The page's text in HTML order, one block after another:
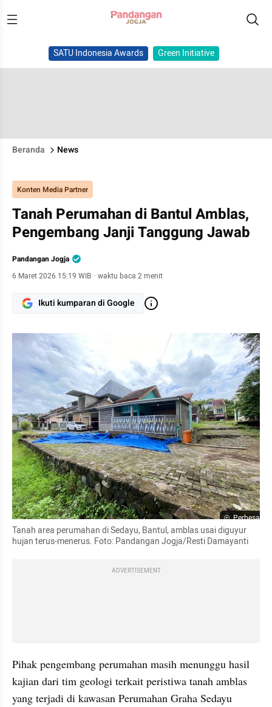
SATU Indonesia Awards Green Initiative
Beranda News
Konten Media Partner
Tanah Perumahan di Bantul Amblas,
Pengembang Janji Tanggung Jawab
Pandangan Jogja
6 Maret 2026 15:19 WIB · waktu baca 2 menit
Ikuti kumparan di Google
Perbesar
Tanah area perumahan di Sedayu, Bantul, amblas usai diguyur
hujan terus-menerus. Foto: Pandangan Jogja/Resti Damayanti
ADVERTISEMENT
Pihak pengembang perumahan masih menunggu hasil
kajian dari tim geologi terkait peristiwa tanah amblas
yang terjadi di kawasan Perumahan Graha Sedayu